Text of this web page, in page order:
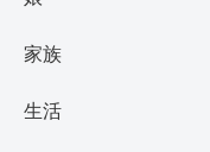
家族
生活